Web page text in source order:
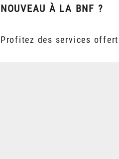
NOUVEAU À LA BNF ?
Profitez des services